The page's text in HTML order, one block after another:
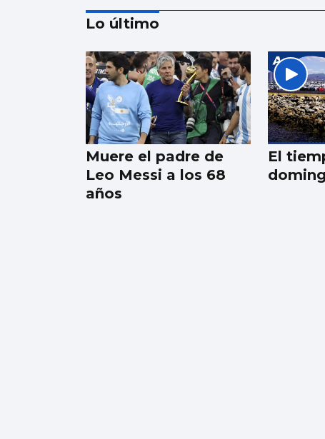
Trump amenaza con
un golpe “muy duro”
si Ormuz no abre
Lo último
Muere el padre de
Leo Messi a los 68
años
El